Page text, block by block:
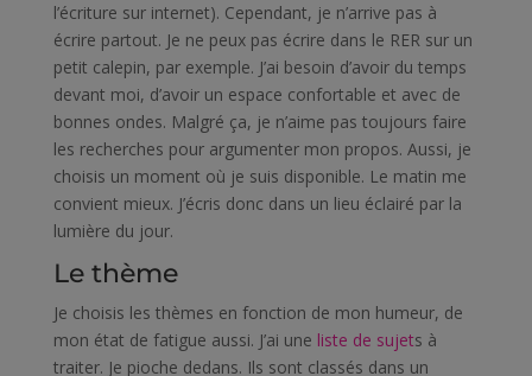
l’écriture sur internet). Cependant, je n’arrive pas à
écrire partout. Je ne peux pas écrire dans le RER sur un
petit calepin, par exemple. J’ai besoin d’avoir du temps
devant moi, d’avoir un espace confortable et avec de
bonnes ondes. Malgré ça, je n’aime pas toujours faire
les recherches pour argumenter mon propos. Aussi, je
choisis un moment où je suis disponible. Le matin me
convient mieux. J’écris donc dans un lieu éclairé par la
lumière du jour.
Le thème
Je choisis les thèmes en fonction de mon humeur, de
mon état de fatigue aussi. J’ai une liste de sujets à
traiter. Je pioche dedans. Ils sont classés dans un